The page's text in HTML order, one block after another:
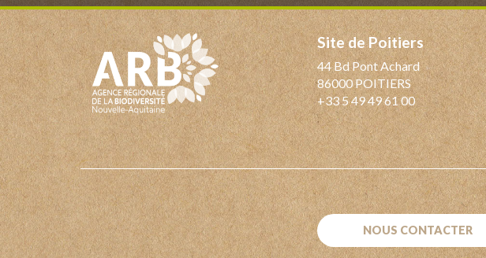
Site de Poitiers
44 Bd Pont Achard
86000 POITIERS
+33 5 49 49 61 00
NOUS CONTACTER